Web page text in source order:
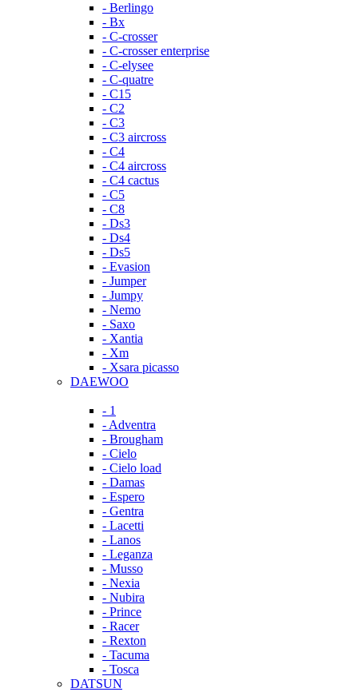
- Berlingo
- Bx
- C-crosser
- C-crosser enterprise
- C-elysee
- C-quatre
- C15
- C2
- C3
- C3 aircross
- C4
- C4 aircross
- C4 cactus
- C5
- C8
- Ds3
- Ds4
- Ds5
- Evasion
- Jumper
- Jumpy
- Nemo
- Saxo
- Xantia
- Xm
- Xsara picasso
DAEWOO
- 1
- Adventra
- Brougham
- Cielo
- Cielo load
- Damas
- Espero
- Gentra
- Lacetti
- Lanos
- Leganza
- Musso
- Nexia
- Nubira
- Prince
- Racer
- Rexton
- Tacuma
- Tosca
DATSUN